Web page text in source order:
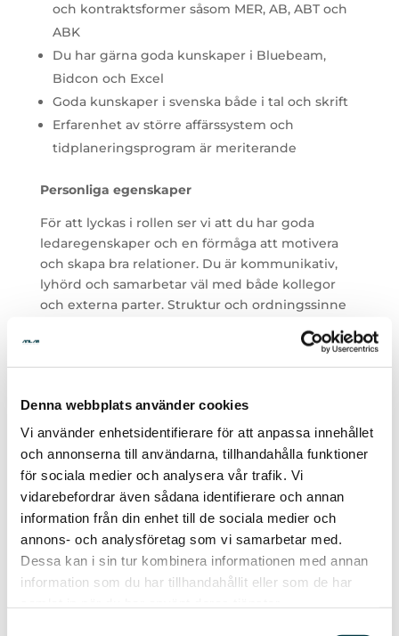
Denna webbplats använder cookies
Vi använder enhetsidentifierare för att anpassa innehållet
och annonserna till användarna, tillhandahålla funktioner
för sociala medier och analysera vår trafik. Vi
vidarebefordrar även sådana identifierare och annan
information från din enhet till de sociala medier och
annons- och analysföretag som vi samarbetar med.
Dessa kan i sin tur kombinera informationen med annan
information som du har tillhandahållit eller som de har
och kontraktsformer såsom MER, AB, ABT och
ABK
Du har gärna goda kunskaper i Bluebeam,
Bidcon och Excel
Goda kunskaper i svenska både i tal och skrift
Erfarenhet av större affärssystem och
tidplaneringsprogram är meriterande
Personliga egenskaper
För att lyckas i rollen ser vi att du har goda
ledaregenskaper och en förmåga att motivera
och skapa bra relationer. Du är kommunikativ,
lyhörd och samarbetar väl med både kollegor
och externa parter. Struktur och ordningssinne
information och omsätta den i praktisk handling.
Du kan organisera och prioritera arbetet, sätta
kunnande som du kan tillämpa i vardagen.
Som person är du flexibel och uthållig. Och du
behåller fokus och driv även när det uppstår
utmaningar. Vi ser också att du är affärsmässig,
har förståelse för kostnader, intäkter och
lönsamhet samt kan säkerställa att projekten
levererar med goda resultat. Dessutom har du en
positiv inställning till förändringar och ett
intresse för ny teknik och nya arbetssätt. Vi
värdesätter din förmåga att etablera och behålla